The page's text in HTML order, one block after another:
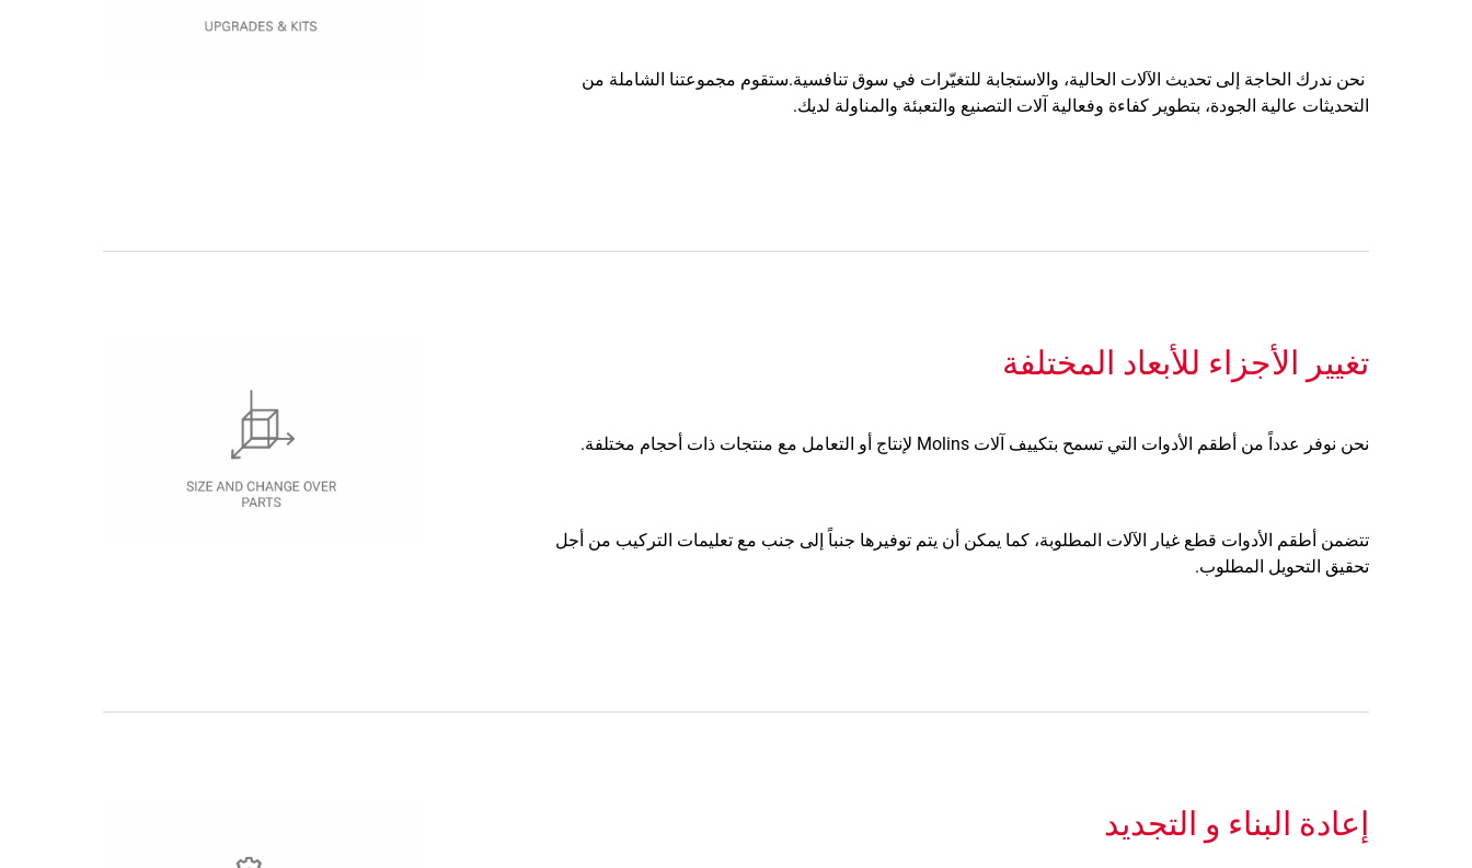
نحن ندرك الحاجة إلى تحديث الآلات الحالية، والاستجابة للتغيّرات في سوق تنافسية.ستقوم مجموعتنا الشاملة من
التحديثات عالية الجودة، بتطوير كفاءة وفعالية آلات التصنيع والتعبئة والمناولة لديك.
تغيير الأجزاء للأبعاد المختلفة
نحن نوفر عدداً من أطقم الأدوات التي تسمح بتكييف آلات Molins لإنتاج أو التعامل مع منتجات ذات أحجام مختلفة.
تتضمن أطقم الأدوات قطع غيار الآلات المطلوبة، كما يمكن أن يتم توفيرها جنباً إلى جنب مع تعليمات التركيب من أجل
تحقيق التحويل المطلوب.
إعادة البناء و التجديد